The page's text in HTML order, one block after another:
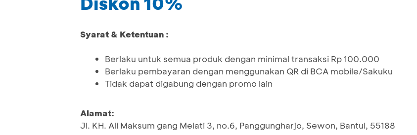
Syarat & Ketentuan :
Berlaku untuk semua produk dengan minimal transaksi Rp 100.000
Berlaku pembayaran dengan menggunakan QR di BCA mobile/Sakuku
Tidak dapat digabung dengan promo lain
Alamat:
Jl. KH. Ali Maksum gang Melati 3, no.6, Panggungharjo, Sewon, Bantul, 55188